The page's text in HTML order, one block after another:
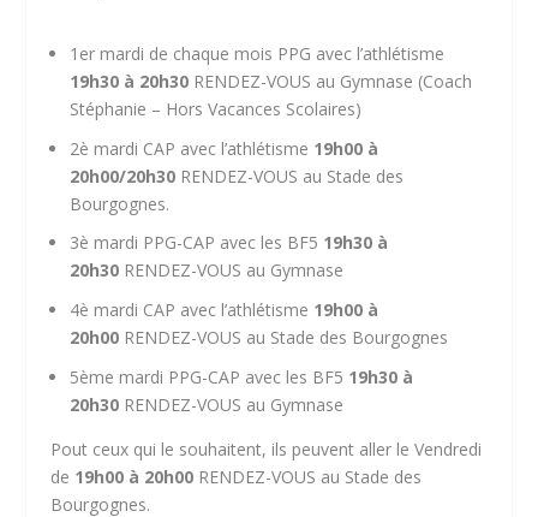
1 er mardi de chaque mois PPG avec l’athlétisme
19h30 à 20h30 RENDEZ-VOUS au Gymnase (Coach
Stéphanie – Hors Vacances Scolaires)
2è mardi CAP avec l’athlétisme 19h00 à
20h00/20h30 RENDEZ-VOUS au Stade des
Bourgognes.
3è mardi PPG-CAP avec les BF5 19h30 à
20h30 RENDEZ-VOUS au Gymnase
4è mardi CAP avec l’athlétisme 19h00 à
20h00 RENDEZ-VOUS au Stade des Bourgognes
5ème mardi PPG-CAP avec les BF5 19h30 à
20h30 RENDEZ-VOUS au Gymnase
Pout ceux qui le souhaitent, ils peuvent aller le Vendredi
de 19h00 à 20h00 RENDEZ-VOUS au Stade des
Bourgognes.